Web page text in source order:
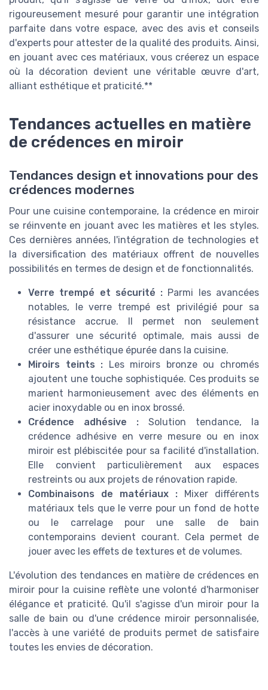
rigoureusement mesuré pour garantir une intégration
parfaite dans votre espace, avec des avis et conseils
d'experts pour attester de la qualité des produits. Ainsi,
en jouant avec ces matériaux, vous créerez un espace
où la décoration devient une véritable œuvre d'art,
alliant esthétique et praticité.**
Tendances actuelles en matière
de crédences en miroir
Tendances design et innovations pour des
crédences modernes
Pour une cuisine contemporaine, la crédence en miroir
se réinvente en jouant avec les matières et les styles.
Ces dernières années, l'intégration de technologies et
la diversification des matériaux offrent de nouvelles
possibilités en termes de design et de fonctionnalités.
Verre trempé et sécurité : Parmi les avancées
notables, le verre trempé est privilégié pour sa
résistance accrue. Il permet non seulement
d'assurer une sécurité optimale, mais aussi de
créer une esthétique épurée dans la cuisine.
Miroirs teints : Les miroirs bronze ou chromés
ajoutent une touche sophistiquée. Ces produits se
marient harmonieusement avec des éléments en
acier inoxydable ou en inox brossé.
Crédence adhésive : Solution tendance, la
crédence adhésive en verre mesure ou en inox
miroir est plébiscitée pour sa facilité d'installation.
Elle convient particulièrement aux espaces
restreints ou aux projets de rénovation rapide.
Combinaisons de matériaux : Mixer différents
matériaux tels que le verre pour un fond de hotte
ou le carrelage pour une salle de bain
contemporains devient courant. Cela permet de
jouer avec les effets de textures et de volumes.
L'évolution des tendances en matière de crédences en
miroir pour la cuisine reflète une volonté d'harmoniser
élégance et praticité. Qu'il s'agisse d'un miroir pour la
salle de bain ou d'une crédence miroir personnalisée,
l'accès à une variété de produits permet de satisfaire
toutes les envies de décoration.